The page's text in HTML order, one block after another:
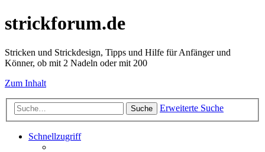
strickforum.de
Stricken und Strickdesign, Tipps und Hilfe für Anfänger und
Könner, ob mit 2 Nadeln oder mit 200
Zum Inhalt
Suche Erweiterte Suche
Schnellzugriff